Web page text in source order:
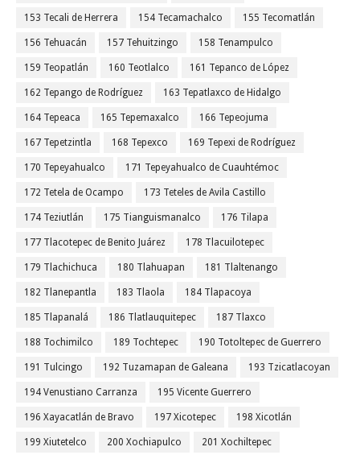
153 Tecali de Herrera 154 Tecamachalco 155 Tecomatlán
156 Tehuacán 157 Tehuitzingo 158 Tenampulco
159 Teopatlán 160 Teotlalco 161 Tepanco de López
162 Tepango de Rodríguez 163 Tepatlaxco de Hidalgo
164 Tepeaca 165 Tepemaxalco 166 Tepeojuma
167 Tepetzintla 168 Tepexco 169 Tepexi de Rodríguez
170 Tepeyahualco 171 Tepeyahualco de Cuauhtémoc
172 Tetela de Ocampo 173 Teteles de Avila Castillo
174 Teziutlán 175 Tianguismanalco 176 Tilapa
177 Tlacotepec de Benito Juárez 178 Tlacuilotepec
179 Tlachichuca 180 Tlahuapan 181 Tlaltenango
182 Tlanepantla 183 Tlaola 184 Tlapacoya
185 Tlapanalá 186 Tlatlauquitepec 187 Tlaxco
188 Tochimilco 189 Tochtepec 190 Totoltepec de Guerrero
191 Tulcingo 192 Tuzamapan de Galeana 193 Tzicatlacoyan
194 Venustiano Carranza 195 Vicente Guerrero
196 Xayacatlán de Bravo 197 Xicotepec 198 Xicotlán
199 Xiutetelco 200 Xochiapulco 201 Xochiltepec